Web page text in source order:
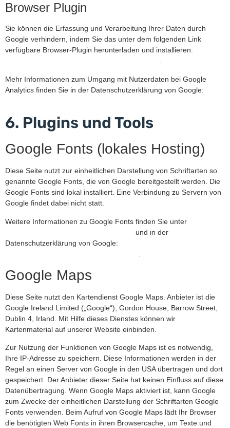
Browser Plugin
Sie können die Erfassung und Verarbeitung Ihrer Daten durch
Google verhindern, indem Sie das unter dem folgenden Link
verfügbare Browser-Plugin herunterladen und installieren:
.
Mehr Informationen zum Umgang mit Nutzerdaten bei Google
Analytics finden Sie in der Datenschutzerklärung von Google:
6. Plugins und Tools
Google Fonts (lokales Hosting)
Diese Seite nutzt zur einheitlichen Darstellung von Schriftarten so
genannte Google Fonts, die von Google bereitgestellt werden. Die
Google Fonts sind lokal installiert. Eine Verbindung zu Servern von
Google findet dabei nicht statt.
Weitere Informationen zu Google Fonts finden Sie unter
und in der
Datenschutzerklärung von Google:
Google Maps
Diese Seite nutzt den Kartendienst Google Maps. Anbieter ist die
Google Ireland Limited („Google“), Gordon House, Barrow Street,
Dublin 4, Irland. Mit Hilfe dieses Dienstes können wir
Kartenmaterial auf unserer Website einbinden.
Zur Nutzung der Funktionen von Google Maps ist es notwendig,
Ihre IP-Adresse zu speichern. Diese Informationen werden in der
Regel an einen Server von Google in den USA übertragen und dort
gespeichert. Der Anbieter dieser Seite hat keinen Einfluss auf diese
Datenübertragung. Wenn Google Maps aktiviert ist, kann Google
zum Zwecke der einheitlichen Darstellung der Schriftarten Google
Fonts verwenden. Beim Aufruf von Google Maps lädt Ihr Browser
die benötigten Web Fonts in ihren Browsercache, um Texte und